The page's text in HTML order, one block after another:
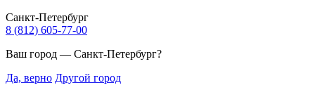
Санкт-Петербург
8 (812) 605-77-00
Ваш город — Санкт-Петербург?
Да, верно Другой город